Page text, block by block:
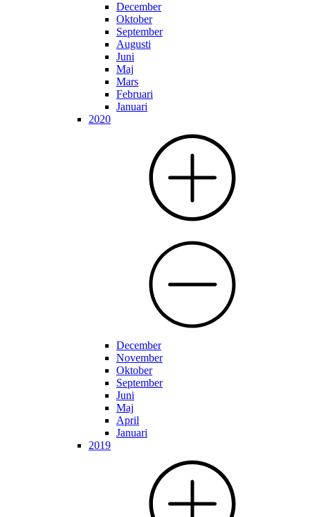
December
Oktober
September
Augusti
Juni
Maj
Mars
Februari
Januari
2020
December
November
Oktober
September
Juni
Maj
April
Januari
2019